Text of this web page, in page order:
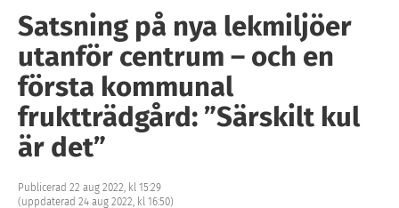
Satsning på nya lekmiljöer
utanför centrum – och en
första kommunal
fruktträdgård: ”Särskilt kul
är det”
Publicerad 22 aug 2022, kl 15:29
(uppdaterad 24 aug 2022, kl 16:50)